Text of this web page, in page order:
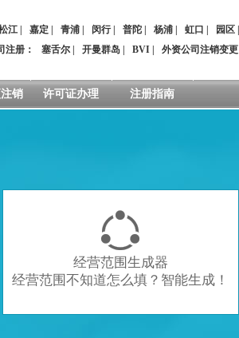
江 嘉定 青浦 闵行| 普陀 杨浦 虹口 园区
注册 ： 塞舌尔 开曼群岛 BVI 外资公司注销变更
销 许可证办理 注册指南

经营范围生成器
经营范围不知道怎么填？智能生成！